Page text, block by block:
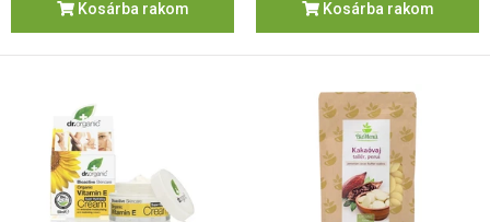
Kosárba rakom Kosárba rakom